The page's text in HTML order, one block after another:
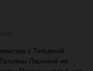
с Татьяной
Лариной не